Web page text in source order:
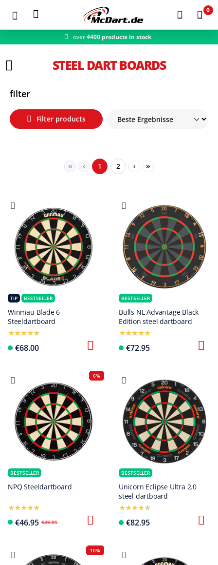
Zum Hauptinhalt springen
0
4400 products in stockfast shipping
STEEL DART BOARDS
filter
Filter products
Page
1 Page
2
TIP BESTSELLER
Winmau Blade 6
Steeldartboard
€68.00
BESTSELLER
Bulls NL Advantage Black
Edition steel dartboard
€72.95
6%
BESTSELLER
NPQ Steeldartboard
€46.95 €49.95
BESTSELLER
Unicorn Eclipse Ultra 2.0
steel dartboard
€82.95
10%